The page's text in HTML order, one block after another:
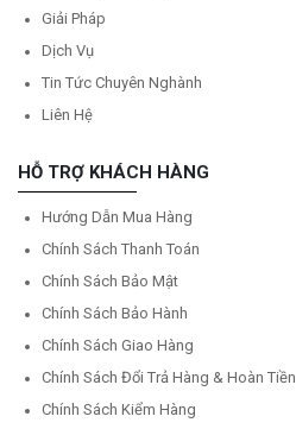
Giải Pháp
Dịch Vụ
Tin Tức Chuyên Nghành
Liên Hệ
HỖ TRỢ KHÁCH HÀNG
Hướng Dẫn Mua Hàng
Chính Sách Thanh Toán
Chính Sách Bảo Mật
Chính Sách Bảo Hành
Chính Sách Giao Hàng
Chính Sách Đổi Trả Hàng & Hoàn Tiền
Chính Sách Kiểm Hàng